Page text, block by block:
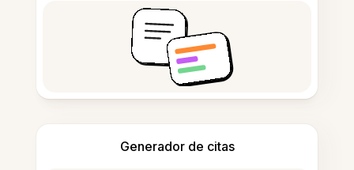
Generador de citas